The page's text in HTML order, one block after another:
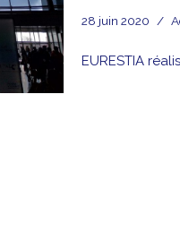
28 juin 2020
EURESTIA